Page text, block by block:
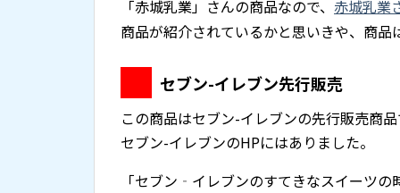
「赤城乳業」さんの商品なので、 赤城乳業
商品が紹介されているかと思いきや、商品
セブン-イレブン先行販売
この商品はセブン-イレブンの先行販売商
セブン-イレブンのHPにはありました。
「セブン‐イレブンのすてきなスイーツの